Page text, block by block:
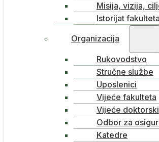
Misija, vizija,
Istorijat fakulteta
Organizacija
Rukovodstvo
Stručne službe
Uposlenici
Vijeće fakulteta
Vijeće
Odbor za
Katedre